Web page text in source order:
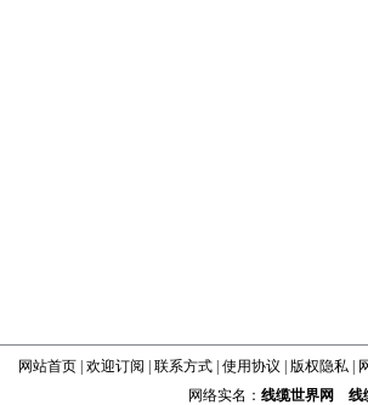
网站首页| 欢迎订阅 联系方式| 使用协议 版权隐私|
网络实名： 线缆世界网
线